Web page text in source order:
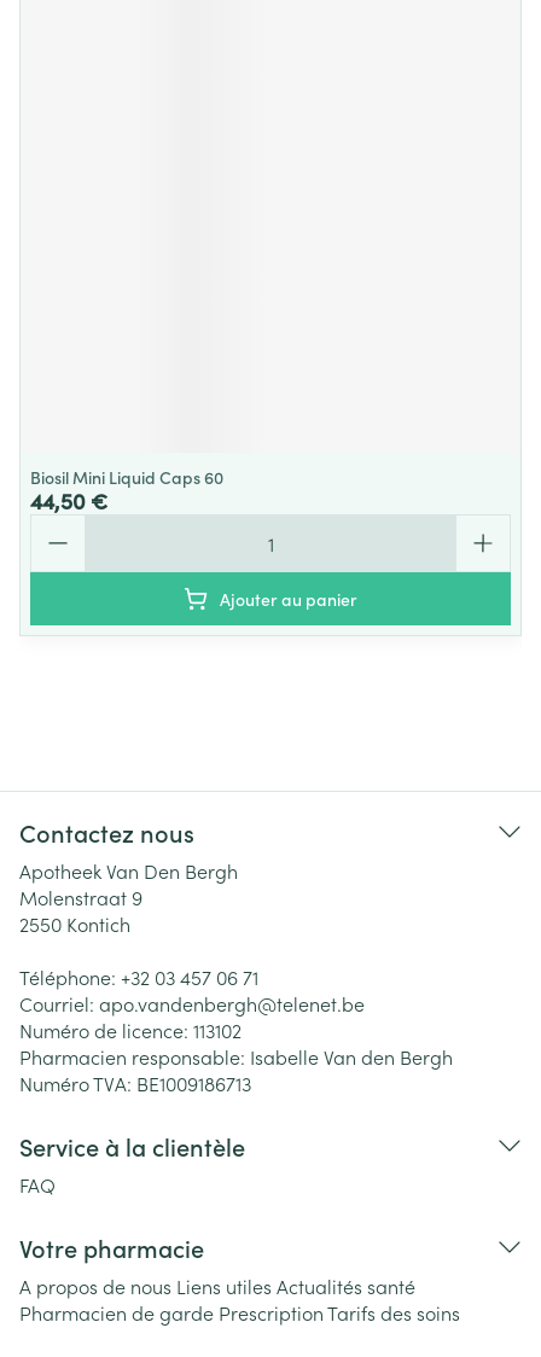
Biosil Mini Liquid Caps 60
44,50 €
Ajouter au panier
Contactez nous
Apotheek Van Den Bergh
Molenstraat 9
2550 Kontich
Téléphone: +32 03 457 06 71
Courriel: apo.vandenbergh@telenet.be
Numéro de licence: 113102
Pharmacien responsable: Isabelle Van den Bergh
Numéro TVA: BE1009186713
Service à la clientèle
FAQ
Votre pharmacie
A propos de nous Liens utiles Actualités santé
Pharmacien de garde PrescriptionTarifs des soins